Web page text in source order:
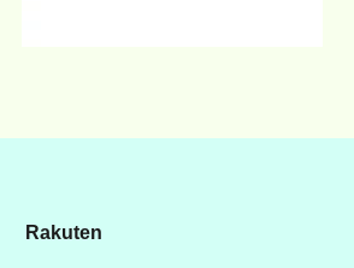
Rakuten